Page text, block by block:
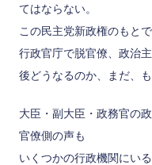
てはならない。
この民主党新政権のもと
行政官庁で脱官僚、政治
後どうなるのか、まだ、
大臣・副大臣・政務官の
官僚側の声も
いくつかの行政機関にい